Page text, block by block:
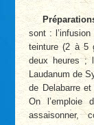
sont :
teinture (2 à 5
deux heures ;
Laudanum de
de Delabarre
On l’emploie
assaisonner,